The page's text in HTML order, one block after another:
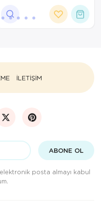
İLETİŞİM
ABONE OL
posta almayı kabul